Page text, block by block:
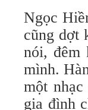
Ngọc
cũng dợt
nói, đêm
mình.
một
gia đình